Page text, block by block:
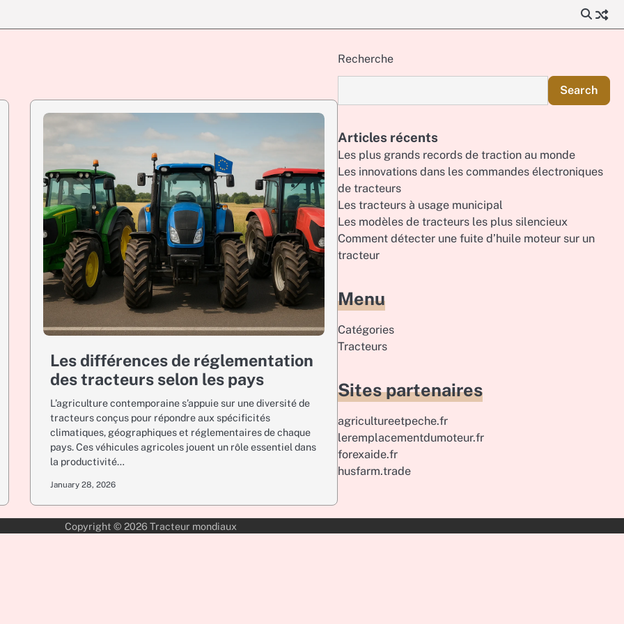
Les différences de réglementation
des tracteurs selon les pays
L’agriculture contemporaine s’appuie sur une diversité de
tracteurs conçus pour répondre aux spécificités
climatiques, géographiques et réglementaires de chaque
pays. Ces véhicules agricoles jouent un rôle essentiel dans
la productivité…
January 28, 2026
Recherche
Search
Articles récents
Les plus grands records de traction au monde
Les innovations dans les commandes électroniques
de tracteurs
Les tracteurs à usage municipal
Les modèles de tracteurs les plus silencieux
Comment détecter une fuite d’huile moteur sur un
tracteur
Menu
Catégories
Tracteurs
Sites partenaires
agricultureetpeche.fr
leremplacementdumoteur.fr
forexaide.fr
husfarm.trade
Copyright © 2026 Tracteur mondiaux